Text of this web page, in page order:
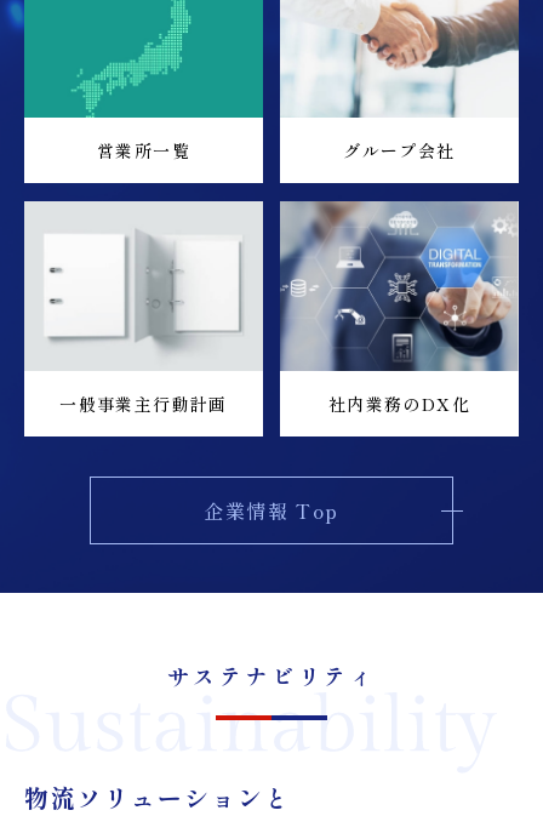
営業所一覧 グループ会社
一般事業主行動計画 社内業務のDX化
企業情報 Top
サステナビリティ
物流ソリューションと